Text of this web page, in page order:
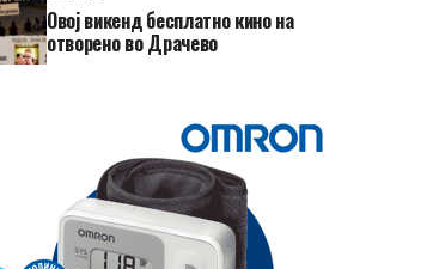
​Овој викенд бесплатно кино на
отворено во Драчево